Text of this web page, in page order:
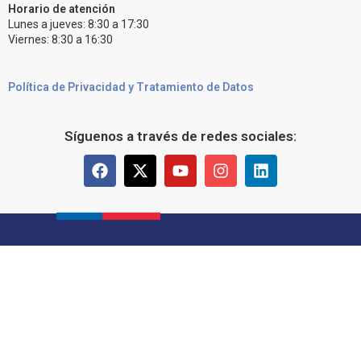
Horario de atención
Lunes a jueves: 8:30 a 17:30
Viernes: 8:30 a 16:30
Política de Privacidad y Tratamiento de Datos
Síguenos a través de redes sociales: